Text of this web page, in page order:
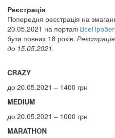
Реєстрація
Попередня реєстрація на
20.05.2021 на порталі
бути повних 18 років.
до 15.05.2021.
CRAZY
до 20.05.2021 – 1400 грн
MEDIUM
до 20.05.2021 – 1000 грн
MARATHON